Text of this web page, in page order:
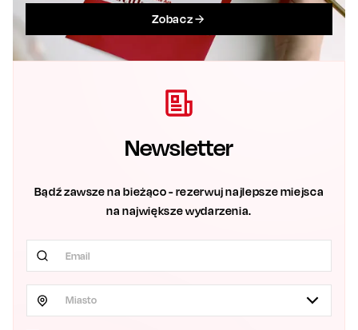
Zobacz
Newsletter
Bądź zawsze na bieżąco - rezerwuj najlepsze miejsca
na największe wydarzenia.
Miasto